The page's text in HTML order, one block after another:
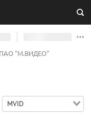
ПАО "М.ВИДЕО"
MVID